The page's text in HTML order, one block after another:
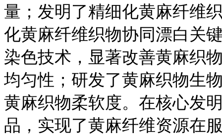
量；发明了精细化黄麻纤维
化黄麻纤维织物协同漂白关
染色技术，显著改善黄麻织
均匀性；研发了黄麻织物生
黄麻织物柔软度。在核心发
品，实现了黄麻纤维资源在